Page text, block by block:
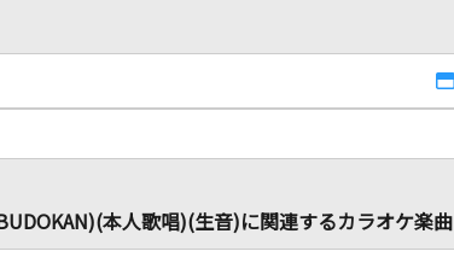
本人歌唱)(生音)に関連するカラオケ楽曲